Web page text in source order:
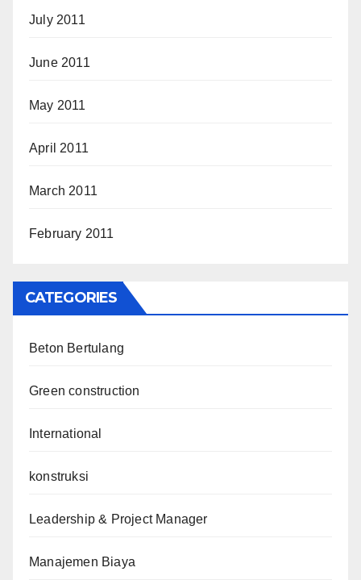
July 2011
June 2011
May 2011
April 2011
March 2011
February 2011
CATEGORIES
Beton Bertulang
Green construction
International
konstruksi
Leadership & Project Manager
Manajemen Biaya